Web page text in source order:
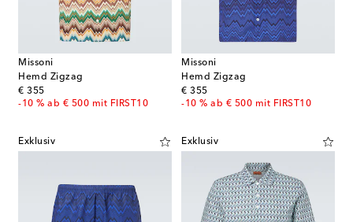
Missoni
Hemd Zigzag
€ 355
original price
-10 % ab € 500 mit FIRST10
Missoni
Hemd Zigzag
€ 355
original price
-10 % ab € 500 mit FIRST10
Exklusiv Exklusiv